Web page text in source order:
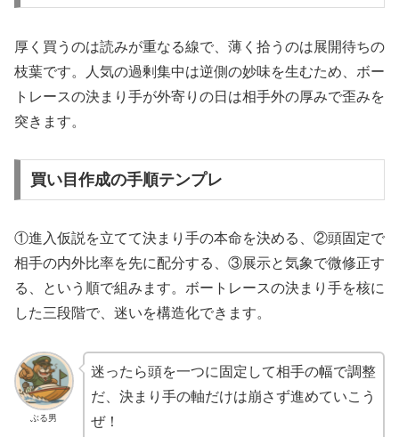
厚く買うのは読みが重なる線で、薄く拾うのは展開待ちの
枝葉です。人気の過剰集中は逆側の妙味を生むため、ボー
トレースの決まり手が外寄りの日は相手外の厚みで歪みを
突きます。
買い目作成の手順テンプレ
①進入仮説を立てて決まり手の本命を決める、②頭固定で
相手の内外比率を先に配分する、③展示と気象で微修正す
る、という順で組みます。ボートレースの決まり手を核に
した三段階で、迷いを構造化できます。
ぶる男
迷ったら頭を一つに固定して相手の幅で調整
だ、決まり手の軸だけは崩さず進めていこう
ぜ！